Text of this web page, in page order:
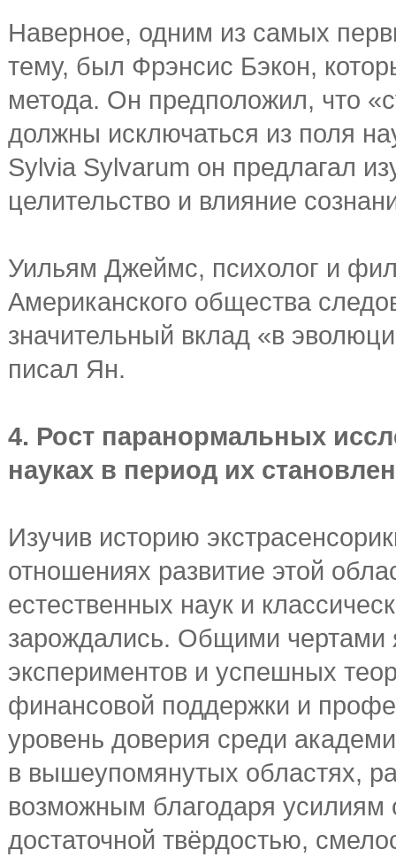
Наверное, одним из самых
тему, был Фрэнсис Бэкон,
метода. Он предположил, что
должны исключаться из поля
Sylvia Sylvarum он предлагал
целительство и влияние
Уильям Джеймс, психолог и
Американского общества
значительный вклад «в
писал Ян.
4. Рост паранормальных
науках в период их
Изучив историю
отношениях развитие этой
естественных наук и
зарождались. Общими чертами
экспериментов и успешных
финансовой поддержки и
уровень доверия среди
в вышеупомянутых областях,
возможным благодаря усилиям
достаточной твёрдостью,